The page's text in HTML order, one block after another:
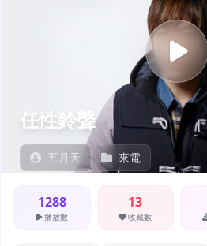
任性鈴聲
五月天 來電
1288
播放數
13
收藏數